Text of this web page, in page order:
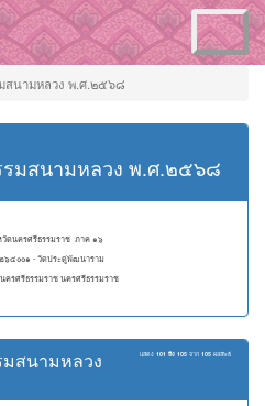
Toggle
navigation
สนามหลวง พ.ศ.๒๕๖๘
รมสนามหลวง พ.ศ.๒๕๖๘
วัดนครศรีธรรมราช ภาค ๑๖
๖๔๐๐๑ - วัดประดู่พัฒนาราม
ครศรีธรรมราช นครศรีธรรมราช
แสดง 101 ถึง 105 จาก 105 ผลลัพธ์
มสนามหลวง